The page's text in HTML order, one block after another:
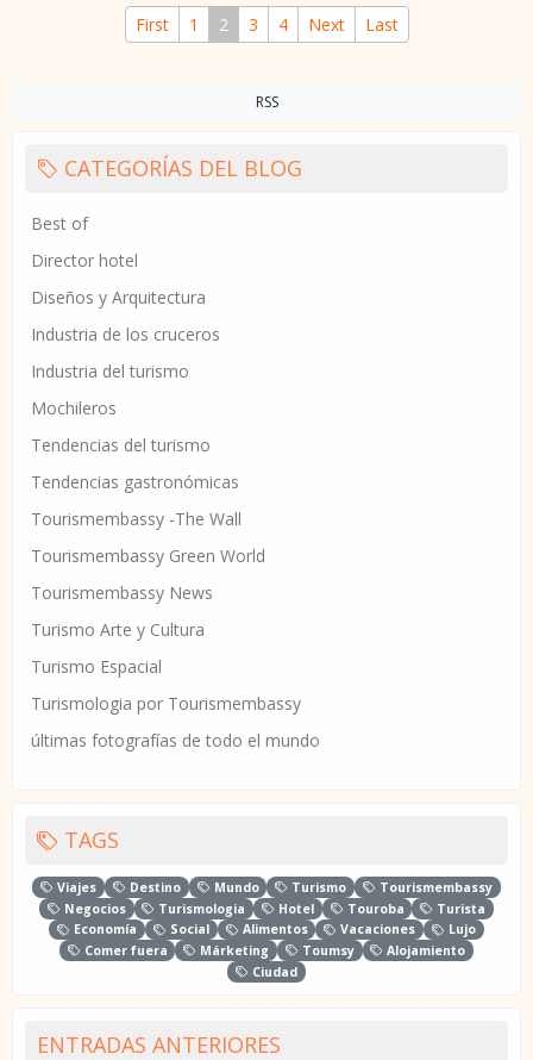
First 1 2 3 4 Next Last
RSS
CATEGORÍAS DEL BLOG
Best of
Director hotel
Diseños y Arquitectura
Industria de los cruceros
Industria del turismo
Mochileros
Tendencias del turismo
Tendencias gastronómicas
Tourismembassy -The Wall
Tourismembassy Green World
Tourismembassy News
Turismo Arte y Cultura
Turismo Espacial
Turismologia por Tourismembassy
últimas fotografías de todo el mundo
TAGS
Viajes Destino Mundo Turismo
Tourismembassy
Negocios
Turismologia Hotel Touroba
Turista
Economía
Social Alimentos Vacaciones
Lujo
Comer fuera
Márketing Toumsy
Alojamiento
Ciudad
ENTRADAS ANTERIORES